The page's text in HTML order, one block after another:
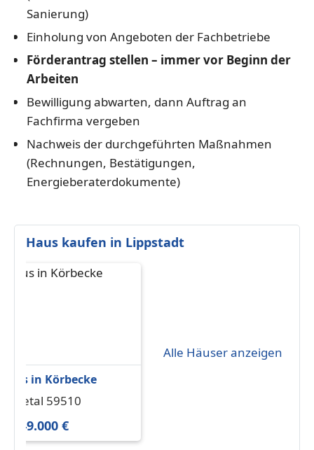
Sanierung)
Einholung von Angeboten der Fachbetriebe
Förderantrag stellen – immer vor Beginn der
Arbeiten
Bewilligung abwarten, dann Auftrag an
Fachfirma vergeben
Nachweis der durchgeführten Maßnahmen
(Rechnungen, Bestätigungen,
Energieberaterdokumente)
Haus kaufen in Lippstadt
Haus in Körbecke
Lippetal 59510
1.849.000 €
Alle Häuser anzeigen